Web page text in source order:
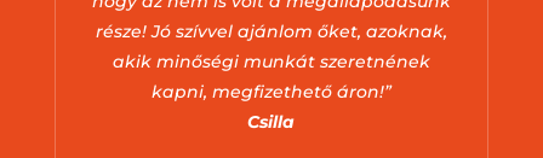
része! Jó szívvel ajánlom őket, azoknak,
akik minőségi munkát szeretnének
kapni, megfizethető áron!”
Csilla